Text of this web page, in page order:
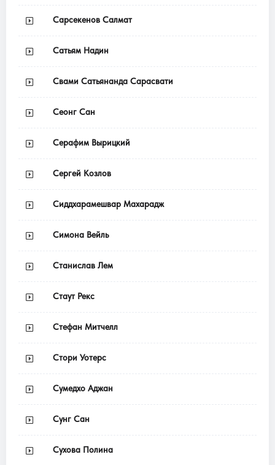
Сарсекенов Салмат
Сатьям Надин
Свами Сатьянанда Сарасвати
Сеонг Сан
Серафим Вырицкий
Сергей Козлов
Сиддхарамешвар Махарадж
Симона Вейль
Станислав Лем
Стаут Рекс
Стефан Митчелл
Стори Уотерс
Сумедхо Аджан
Сунг Сан
Сухова Полина